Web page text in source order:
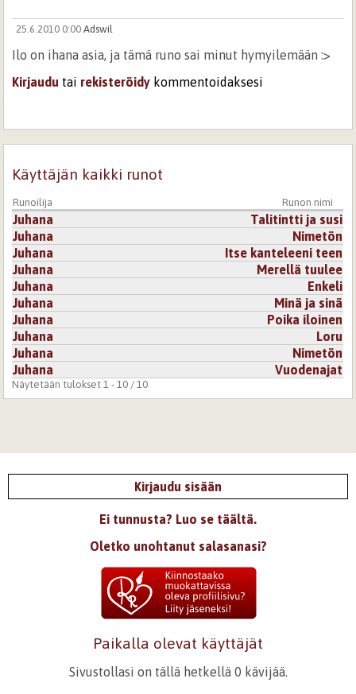
25.6.2010 0:00 Adswil
Ilo on ihana asia, ja tämä runo sai minut hymyilemään :>
Kirjaudu tai rekisteröidy kommentoidaksesi
Ihana...
Kirjaudutai rekisteröidykommentoidaksesi
12.6.2010 0:00niiu
Aurinkoinen runosi saa Hymyilemään.
:))
Kirjaudutairekisteröidykommentoidaksesi
Käyttäjän kaikki runot
Runoilija Runon nimi
Juhana
Talitintti ja susi
Juhana
Nimetön
Juhana
Itse kanteleeni teen
Juhana
Merellä tuulee
Juhana
Enkeli
Juhana
Minä ja sinä
Juhana
Poika iloinen
Juhana
Loru
Juhana
Nimetön
Juhana
Vuodenajat
Näytetään tulokset 1 - 10 / 10
Kirjaudu sisään
Ei tunnusta? Luo se täältä.
Oletko unohtanut salasanasi?
Paikalla olevat käyttäjät
Sivustollasi on tällä hetkellä 0 kävijää.